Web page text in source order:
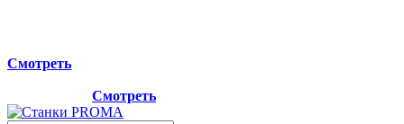
Смотреть
Смотреть